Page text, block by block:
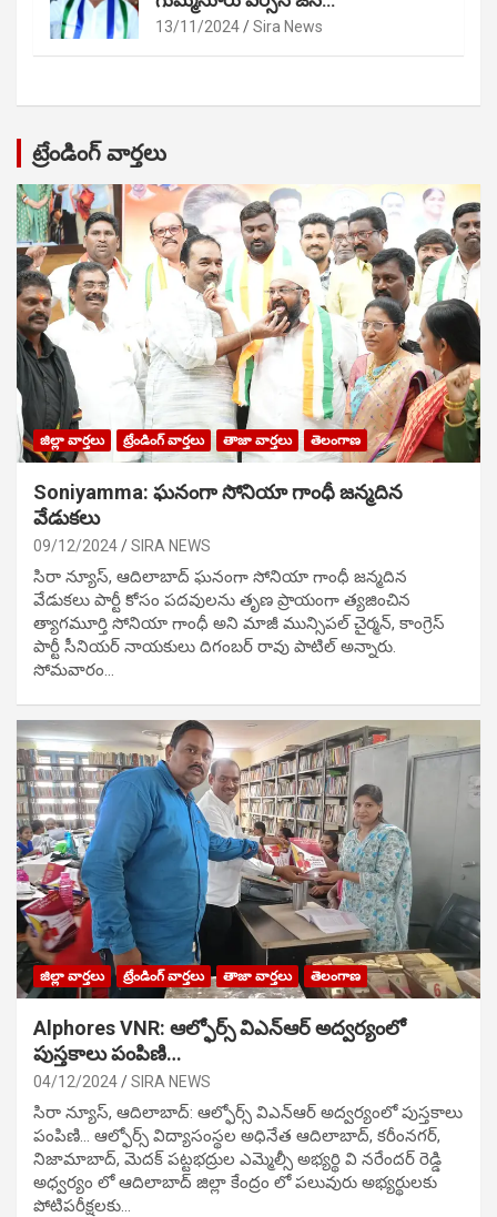
13/11/2024 Sira News
ట్రేండింగ్ వార్తలు
జిల్లా వార్తలు ట్రేండింగ్ వార్తలు తాజా వార్తలు తెలంగాణ
Soniyamma: ఘ‌నంగా సోనియా గాంధీ జ‌న్మ‌దిన
వేడుక‌లు
09/12/2024 SIRA NEWS
సిరా న్యూస్, ఆదిలాబాద్ ఘ‌నంగా సోనియా గాంధీ జ‌న్మ‌దిన
వేడుక‌లు పార్టీ కోసం ప‌ద‌వుల‌ను తృణ ప్రాయంగా త్య‌జించిన
త్యాగమూర్తి సోనియా గాంధీ అని మాజీ మున్సిప‌ల్ చైర్మ‌న్, కాంగ్రెస్
పార్టీ సీనియ‌ర్ నాయ‌కులు దిగంబ‌ర్ రావు పాటిల్ అన్నారు.
సోమవారం…
జిల్లా వార్తలు ట్రేండింగ్ వార్తలు తాజా వార్తలు తెలంగాణ
Alphores VNR: ఆల్ఫోర్స్ విఎన్ఆర్ అద్వర్యంలో
పుస్తకాలు పంపిణి…
04/12/2024 SIRA NEWS
సిరా న్యూస్, ఆదిలాబాద్: ఆల్ఫోర్స్ విఎన్ఆర్ అద్వర్యంలో పుస్తకాలు
పంపిణి… ఆల్ఫోర్స్ విద్యాసంస్థల అధినేత ఆదిలాబాద్, కరీంనగర్,
నిజామాబాద్, మెదక్ పట్టభద్రుల ఎమ్మెల్సీ అభ్యర్థి వి నరేందర్ రెడ్డి
అధ్వర్యం లో ఆదిలాబాద్ జిల్లా కేంద్రం లో పలువురు అభ్యర్థులకు
పోటిప‌రీక్ష‌ల‌కు…